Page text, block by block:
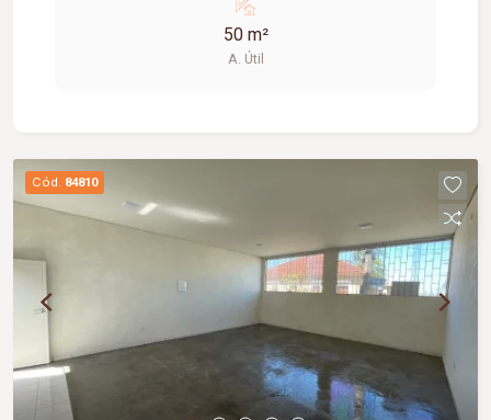
aproximadamente 50 m², forro em gesso, copa,
ponto de água, interfone e acesso por senha,
oferecendo praticidade e funcionalidade para o
banheiros feminino e masculino com
acessibilidade, controle de acesso facial, água
inclusa no condomínio, zelador e limpeza das
áreas comuns, copa, DML (Depósito de Material
de Limpeza), sistema de ronda, alarme, câmeras
de segurança e internet disponível. Como
diferencial, existe a possibilidade de ampliação
da área da sala, conforme a necessidade do
locatário. Entre em contato para mais
informações e agende uma visita.
50 m²
A. Útil
Cód. 84810